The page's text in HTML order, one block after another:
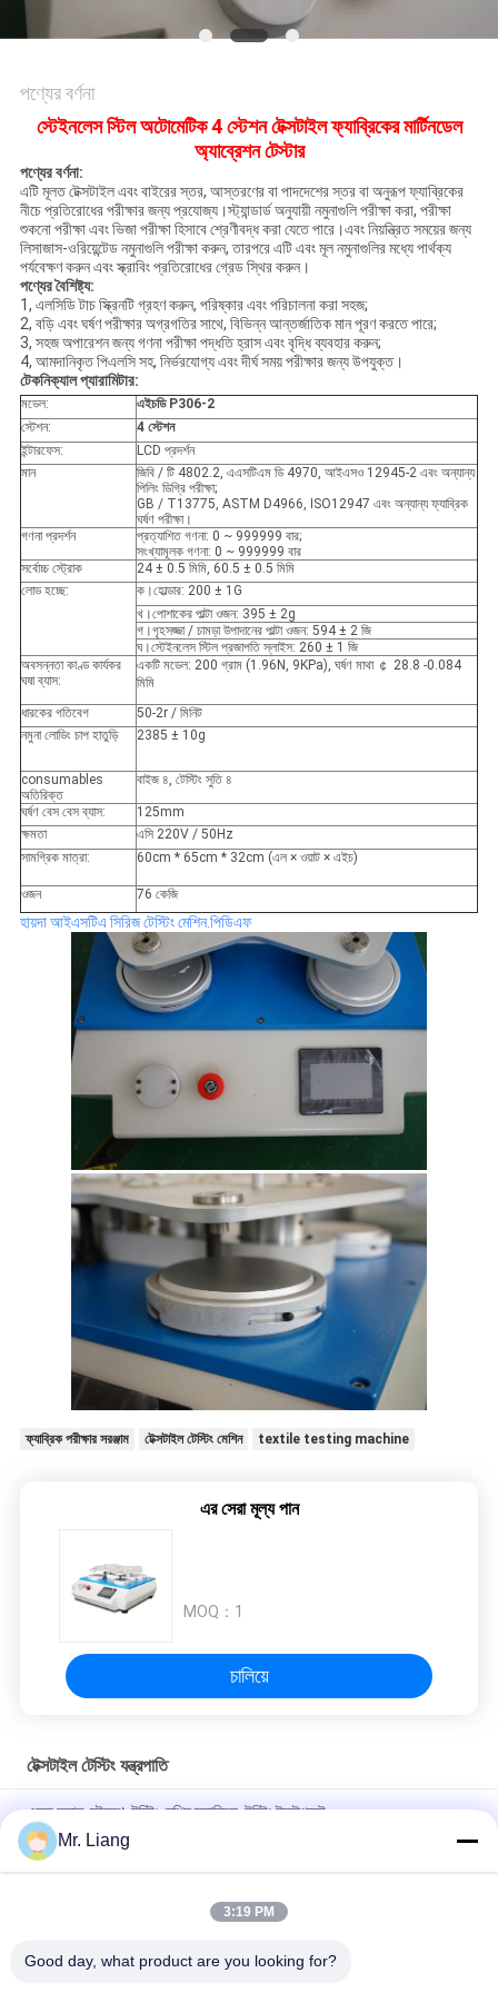
মামলা
সাইট
গোপনীয়তা
নীতি
পণ্যের বর্ণনা
স্টেইনলেস স্টিল অটোমেটিক 4 স্টেশন টেক্সটাইল ফ্যাব্রিকের মার্টিনডেল
অ্যাব্রেশন টেস্টার
পণ্যের বর্ণনা:
এটি মূলত টেক্সটাইল এবং বাইরের স্তর, আস্তরণের বা পাদদেশের স্তর বা অনুরূপ ফ্যাব্রিকের
নীচে প্রতিরোধের পরীক্ষার জন্য প্রযোজ্য।স্ট্যান্ডার্ড অনুযায়ী নমুনাগুলি পরীক্ষা করা, পরীক্ষা
শুকনো পরীক্ষা এবং ভিজা পরীক্ষা হিসাবে শ্রেণীবদ্ধ করা যেতে পারে।এবং নিয়ন্ত্রিত সময়ের জন্য
লিসাজাস-ওরিয়েন্টেড নমুনাগুলি পরীক্ষা করুন, তারপরে এটি এবং মূল নমুনাগুলির মধ্যে পার্থক্য
পর্যবেক্ষণ করুন এবং স্ক্রাবিং প্রতিরোধের গ্রেড স্থির করুন।
পণ্যের বৈশিষ্ট্য:
1, এলসিডি টাচ স্ক্রিনটি গ্রহণ করুন, পরিষ্কার এবং পরিচালনা করা সহজ;
2, বড়ি এবং ঘর্ষণ পরীক্ষার অগ্রগতির সাথে, বিভিন্ন আন্তর্জাতিক মান পূরণ করতে পারে;
3, সহজ অপারেশন জন্য গণনা পরীক্ষা পদ্ধতি হ্রাস এবং বৃদ্ধি ব্যবহার করুন;
4, আমদানিকৃত পিএলসি সহ, নির্ভরযোগ্য এবং দীর্ঘ সময় পরীক্ষার জন্য উপযুক্ত।
টেকনিক্যাল প্যারামিটার:
মডেল:
এইচডি P306-2
স্টেশন:
4 স্টেশন
ইন্টারফেস:
LCD প্রদর্শন
মান
জিবি / টি 4802.2, এএসটিএম ডি 4970, আইএসও 12945-2 এবং অন্যান্য
পিলিং ডিগ্রি পরীক্ষা;
GB / T13775, ASTM D4966, ISO12947 এবং অন্যান্য ফ্যাব্রিক
ঘর্ষণ পরীক্ষা।
গণনা প্রদর্শন
প্রত্যাশিত গণনা: 0 ~ 999999 বার;
সংখ্যামূলক গণনা: 0 ~ 999999 বার
সর্বোচ্চ স্ট্রোক
24 ± 0.5 মিমি, 60.5 ± 0.5 মিমি
লোড হচ্ছে:
ক।হোল্ডার: 200 ± 1G
খ।পোশাকের পাল্টা ওজন: 395 ± 2g
গ।গৃহসজ্জা / চামড়া উপাদানের পাল্টা ওজন: 594 ± 2 জি
ঘ।স্টেইনলেস স্টিল প্রজাপতি স্লাইস: 260 ± 1 জি
অবসন্নতা কাণ্ড কার্যকর
ঘষা ব্যাস:
একটি মডেল: 200 গ্রাম (1.96N, 9KPa), ঘর্ষণ মাথা ￠ 28.8 -0.084
মিমি
ধারকের গতিবেগ
50-2r / মিনিট
নমুনা লোডিং চাপ হাতুড়ি
2385 ± 10g
consumables
অতিরিক্ত
বাইজ ৪, টেস্টিং সুতি ৪
ঘর্ষণ বেস বেস ব্যাস:
125mm
ক্ষমতা
এসি 220V / 50Hz
সামগ্রিক মাত্রা:
60cm * 65cm * 32cm (এল × ওয়াট × এইচ)
ওজন 76 কেজি
হায়দা আইএসটিএ সিরিজ টেস্টিং মেশিন.পিডিএফ
ফ্যাব্রিক পরীক্ষার সরঞ্জাম টেক্সটাইল টেস্টিং মেশিন textile testing machine
এর সেরা মূল্য পান
MOQ： 1
চালিয়ে
টেক্সটাইল টেস্টিং যন্ত্রপাতি
একক কলাম স্ট্রেন্থ টেস্টিং মেশিন ফ্যাব্রিক টেস্টিং ইকুইপমেন্ট
LCD Display Backlight Elmendorf Textile Testing Equipment
Tearing Distance 43 ± 0.15m
Automatic Textile Testing Equipment Textile Fabric Water
Mr. Liang
3:19 PM
Good day, what product are you looking for?